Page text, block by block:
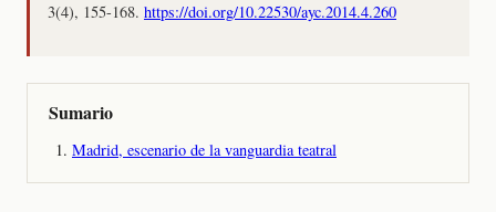
3(4), 155-168. https://doi.org/10.22530/ayc.2014.4.260
Sumario
Madrid, escenario de la vanguardia teatral